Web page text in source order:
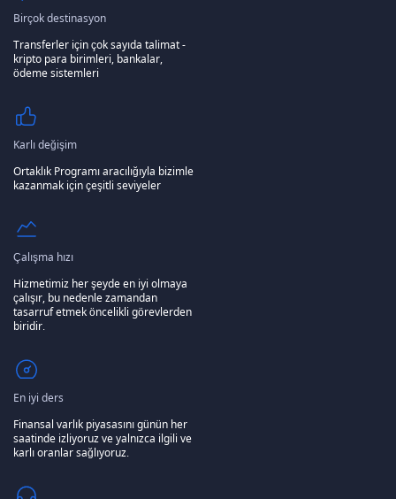
Birçok destinasyon
Transferler için çok sayıda talimat -
kripto para birimleri, bankalar,
ödeme sistemleri
Karlı değişim
Ortaklık Programı aracılığıyla bizimle
kazanmak için çeşitli seviyeler
Çalışma hızı
Hizmetimiz her şeyde en iyi olmaya
çalışır, bu nedenle zamandan
tasarruf etmek öncelikli görevlerden
biridir.
En iyi ders
Finansal varlık piyasasını günün her
saatinde izliyoruz ve yalnızca ilgili ve
karlı oranlar sağlıyoruz.